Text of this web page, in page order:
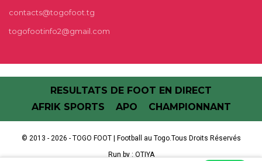
contacts@togofoot.tg
togofootinfo2@gmail.com
RESULTATS DE FOOT EN DIRECT
AFRIK SPORTS
APO CHAMPIONNANT
© 2013 - 2026 - TOGO FOOT | Football au Togo.Tous Droits Réservés
Run by : OTIYA